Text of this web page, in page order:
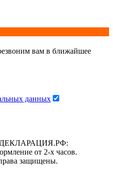
вам в ближайшее
данных
ДЕКЛАРАЦИЯ.РФ:
от 2-х часов.
защищены.